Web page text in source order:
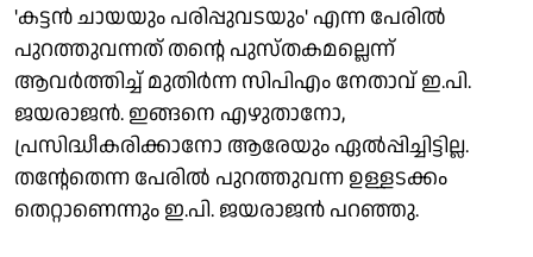
'കട്ടന്‍ ചായയും പരിപ്പുവടയും' എന്ന പേരില്‍
പുറത്തുവന്നത് തന്റെ പുസ്തകമല്ലെന്ന്
ആവര്‍ത്തിച്ച് മുതിര്‍ന്ന സിപിഎം നേതാവ് ഇ.പി.
ജയരാജന്‍. ഇങ്ങനെ എഴുതാനോ,
പ്രസിദ്ധീകരിക്കാനോ ആരേയും ഏല്‍പ്പിച്ചിട്ടില്ല.
തന്റേതെന്ന പേരില്‍ പുറത്തുവന്ന ഉള്ളടക്കം
തെറ്റാണെന്നും ഇ.പി. ജയരാജന്‍ പറഞ്ഞു.